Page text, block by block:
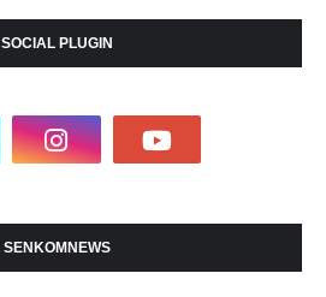
SOCIAL PLUGIN
SENKOMNEWS